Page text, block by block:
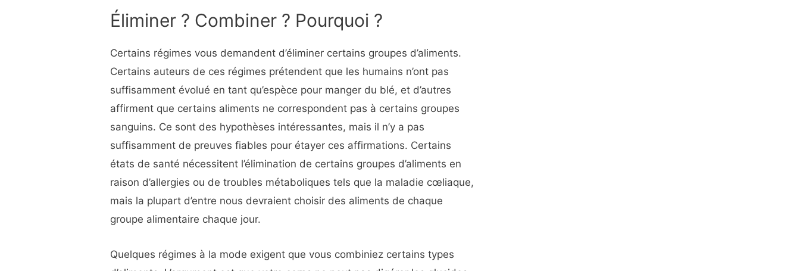
Éliminer ? Combiner ? Pourquoi ?
Certains régimes vous demandent d’éliminer certains groupes d’aliments.
Certains auteurs de ces régimes prétendent que les humains n’ont pas
suffisamment évolué en tant qu’espèce pour manger du blé, et d’autres
affirment que certains aliments ne correspondent pas à certains groupes
sanguins. Ce sont des hypothèses intéressantes, mais il n’y a pas
suffisamment de preuves fiables pour étayer ces affirmations. Certains
états de santé nécessitent l’élimination de certains groupes d’aliments en
raison d’allergies ou de troubles métaboliques tels que la maladie cœliaque,
mais la plupart d’entre nous devraient choisir des aliments de chaque
groupe alimentaire chaque jour.
Quelques régimes à la mode exigent que vous combiniez certains types